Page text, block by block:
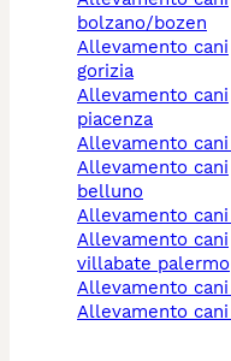
bolzano/bozen
allevamento cani
gorizia
allevamento cani
piacenza
allevamento
allevamento cani
belluno
allevamento
allevamento cani
villabate palermo
allevamento
allevamento